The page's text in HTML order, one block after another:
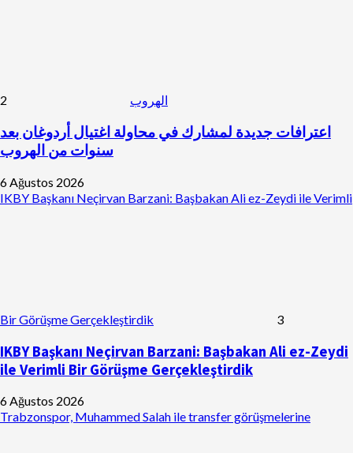
الهروب 2
اعترافات جديدة لمشارك في محاولة اغتيال أردوغان بعد
سنوات من الهروب
6 Ağustos 2026
IKBY Başkanı Neçirvan Barzani: Başbakan Ali ez-Zeydi ile Verimli
Bir Görüşme Gerçekleştirdik 3
IKBY Başkanı Neçirvan Barzani: Başbakan Ali ez-Zeydi
ile Verimli Bir Görüşme Gerçekleştirdik
6 Ağustos 2026
Trabzonspor, Muhammed Salah ile transfer görüşmelerine